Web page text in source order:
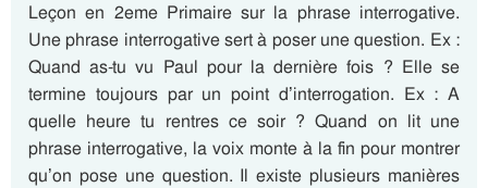
Leçon en 2eme Primaire sur la phrase interrogative.
Une phrase interrogative sert à poser une question. Ex :
Quand as-tu vu Paul pour la dernière fois ? Elle se
termine toujours par un point d’interrogation. Ex : A
quelle heure tu rentres ce soir ? Quand on lit une
phrase interrogative, la voix monte à la fin pour montrer
qu’on pose une question. Il existe plusieurs manières